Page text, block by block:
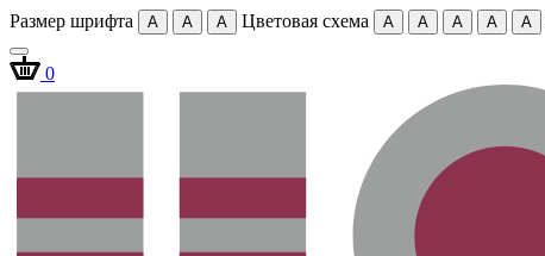
Размер шрифта A A A Цветовая схема A A A A A
0